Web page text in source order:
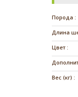
Порода :
Длина
Цвет :
Вес (кг) :